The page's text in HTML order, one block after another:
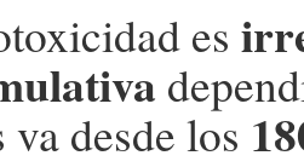
es
desde los